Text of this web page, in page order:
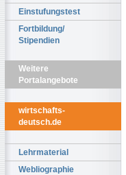
Einstufungstest
Fortbildung/
Stipendien
Weitere
Portalangebote
wirtschafts-
deutsch.de
Lehrmaterial
Webliographie